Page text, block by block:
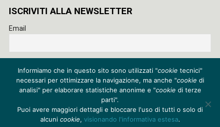
ISCRIVITI ALLA NEWSLETTER
Email
al trattamento dei miei dati
Privacy policy
Cookie policy
Credits
Informiamo che in questo sito sono utilizzati "cookie tecnici"
necessari per ottimizzare la navigazione, ma anche "cookie di
analisi" per elaborare statistiche anonime e "cookie di terze
parti".
Puoi avere maggiori dettagli e bloccare l'uso di tutti o solo di
alcuni cookie, visionando l'informativa estesa.